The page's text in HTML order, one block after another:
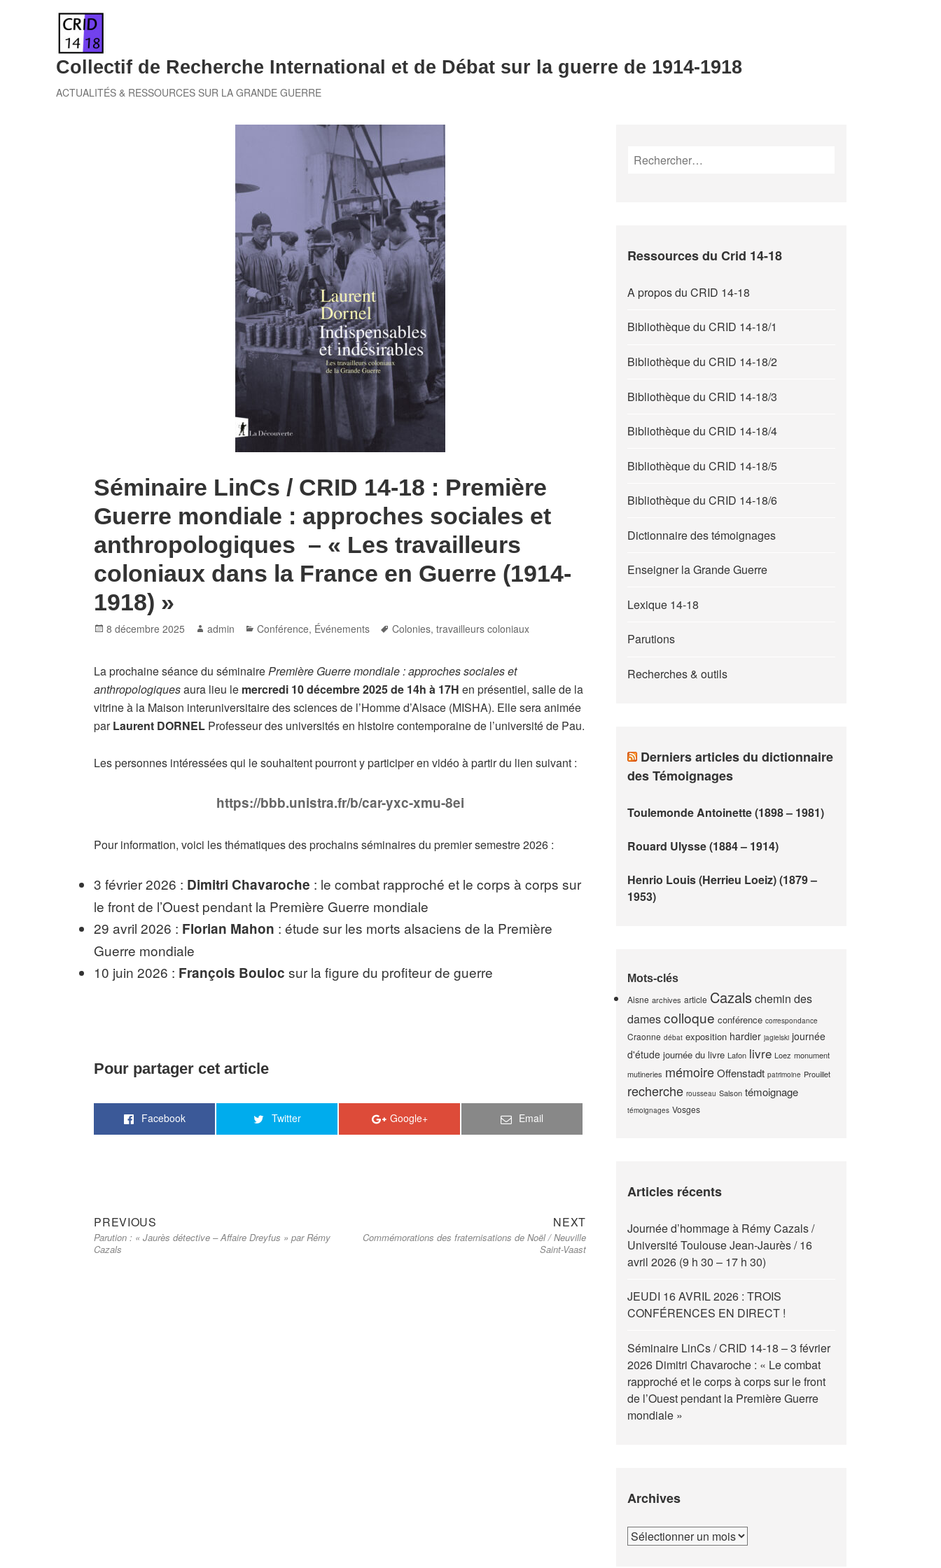
Collectif de Recherche International et de Débat sur la guerre de 1914-1918
ACTUALITÉS & RESSOURCES SUR LA GRANDE GUERRE
Séminaire LinCs / CRID 14-18 : Première
Guerre mondiale : approches sociales et
anthropologiques – « Les travailleurs
coloniaux dans la France en Guerre (1914-
1918) »
Posted
8 décembre 2025 Author
admin Categories
Conférence, Événements Tags
Colonies,travailleurs coloniaux
La prochaine séance du séminairePremière Guerre mondiale : approches sociales et
anthropologiquesaura lieu le mercredi 10 décembre 2025 de 14h à 17H en présentiel, salle de la
vitrine à la Maison interuniversitaire des sciences de l’Homme d’Alsace (MISHA). Elle sera animée
parLaurent DORNEL Professeur des universités en histoire contemporaine de l’université de Pau.
Les personnes intéressées qui le souhaitent pourront y participer en vidéo à partir du lien suivant :
https://bbb.unistra.fr/b/car-yxc-xmu-8ei
Pour information, voici les thématiques des prochains séminaires du premier semestre 2026 :
3 février 2026 : Dimitri Chavaroche : le combat rapproché et le corps à corps sur
le front de l’Ouest pendant la Première Guerre mondiale
29 avril 2026 : Florian Mahon : étude sur les morts alsaciens de la Première
Guerre mondiale
10 juin 2026 : François Bouloc sur la figure du profiteur de guerre
Pour partager cet article
Facebook Twitter Google+ Email
Navigation
de
PREVIOUS
post:
Parution : « Jaurès détective – Affaire Dreyfus » par Rémy
Cazals
NEXTNext
post:
Commémorations des fraternisations de Noël / Neuville
Saint-Vaast
Rechercher :
Ressources du Crid 14-18
A propos du CRID 14-18
Bibliothèque du CRID 14-18/1
Bibliothèque du CRID 14-18/2
Bibliothèque du CRID 14-18/3
Bibliothèque du CRID 14-18/4
Bibliothèque du CRID 14-18/5
Bibliothèque du CRID 14-18/6
Dictionnaire des témoignages
Enseigner la Grande Guerre
Lexique 14-18
Parutions
Recherches & outils
Derniers articles du dictionnaire
des Témoignages
Toulemonde Antoinette (1898 – 1981)
Rouard Ulysse (1884 – 1914)
Henrio Louis (Herrieu Loeiz) (1879 –
1953)
Mots-clés
Aisne archives article Cazals chemin des
damescolloque conférence correspondance
Craonne débat exposition hardier jagielski journée
d'étude journée du livre Lafon livre Loez monument
mutineries mémoire Offenstadt patrimoine Prouillet
recherche rousseau Salson témoignage
témoignages Vosges
Articles récents
Journée d’hommage à Rémy Cazals /
Université Toulouse Jean-Jaurès / 16
avril 2026 (9 h 30 – 17 h 30)
JEUDI 16 AVRIL 2026 : TROIS
CONFÉRENCES EN DIRECT !
Séminaire LinCs / CRID 14-18 – 3 février
2026 Dimitri Chavaroche : « Le combat
rapproché et le corps à corps sur le front
de l’Ouest pendant la Première Guerre
mondiale »
Archives
Archives